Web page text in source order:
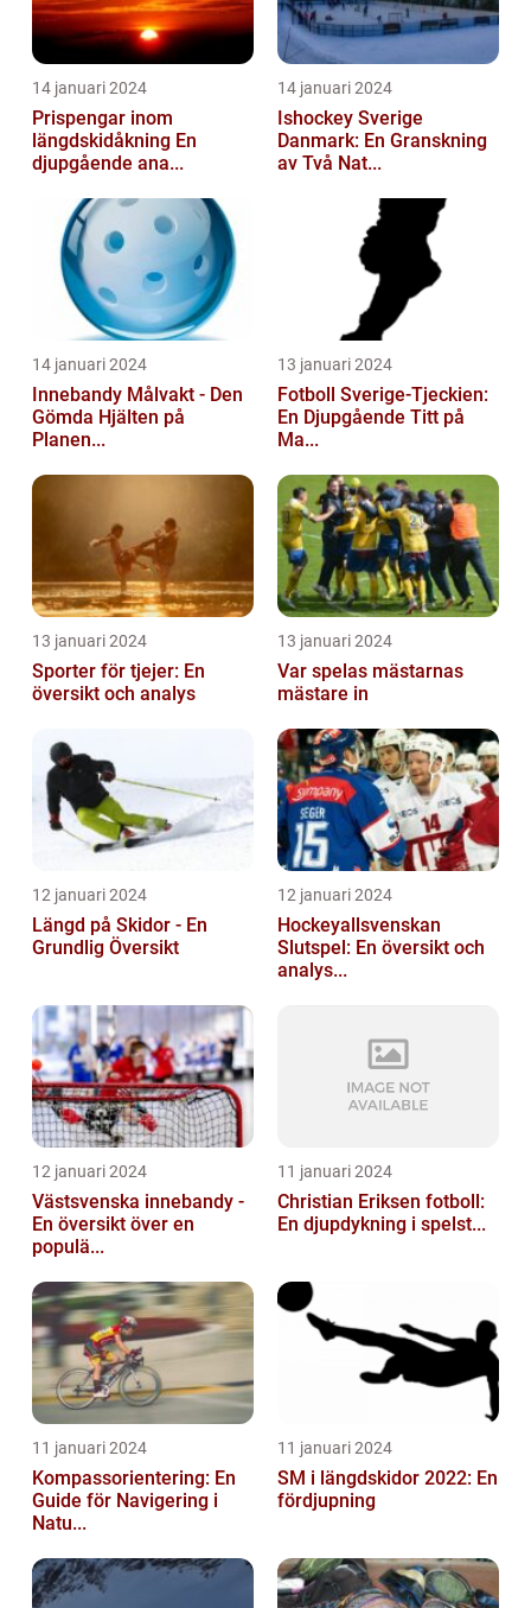
14 januari 2024
Prispengar inom
längdskidåkning En
djupgående ana...
14 januari 2024
Ishockey Sverige
Danmark: En Granskning
av Två Nat...
14 januari 2024
Innebandy Målvakt - Den
Gömda Hjälten på
Planen...
13 januari 2024
Fotboll Sverige-Tjeckien:
En Djupgående Titt på
Ma...
13 januari 2024
Sporter för tjejer: En
översikt och analys
13 januari 2024
Var spelas mästarnas
mästare in
12 januari 2024
Längd på Skidor - En
Grundlig Översikt
12 januari 2024
Hockeyallsvenskan
Slutspel: En översikt och
analys...
12 januari 2024
Västsvenska innebandy -
En översikt över en
populä...
11 januari 2024
Christian Eriksen fotboll:
En djupdykning i spelst...
11 januari 2024
Kompassorientering: En
Guide för Navigering i
Natu...
11 januari 2024
SM i längdskidor 2022: En
fördjupning